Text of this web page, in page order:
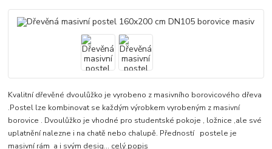
Kvalitní dřevěné dvoulůžko je vyrobeno z masivního borovicového dřeva
.Postel lze kombinovat se každým výrobkem vyrobeným z masivní
borovice . Dvoulůžko je vhodné pro studentské pokoje , ložnice ,ale své
uplatnění nalezne i na chatě nebo chalupě. Předností postele je
masivní rám a i svým desig... celý popis